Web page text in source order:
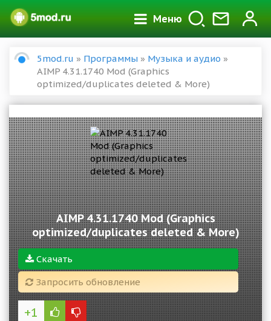
Меню
5mod.ru » Программы » Музыка и аудио »
AIMP 4.31.1740 Mod (Graphics
optimized/duplicates deleted & More)
AIMP 4.31.1740 Mod (Graphics
optimized/duplicates deleted & More)
Скачать
Запросить обновление
+1